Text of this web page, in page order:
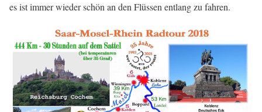
es ist immer wieder schön an den Flüssen entlang zu fahren.